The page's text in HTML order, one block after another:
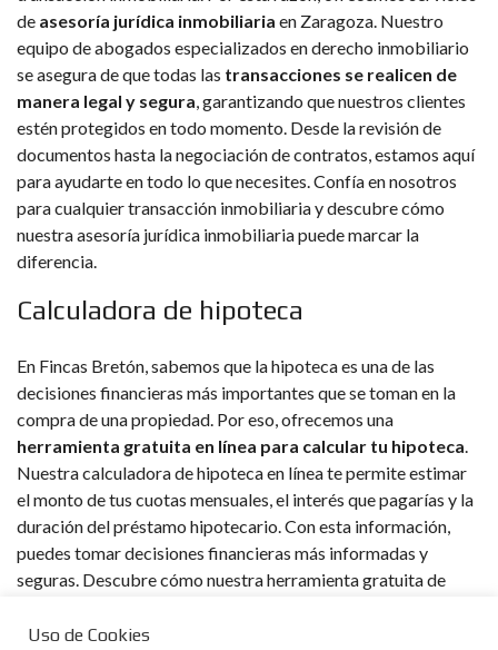
de asesoría jurídica inmobiliaria en Zaragoza. Nuestro
equipo de abogados especializados en derecho inmobiliario
se asegura de que todas las transacciones se realicen de
manera legal y segura, garantizando que nuestros clientes
estén protegidos en todo momento. Desde la revisión de
documentos hasta la negociación de contratos, estamos aquí
para ayudarte en todo lo que necesites. Confía en nosotros
para cualquier transacción inmobiliaria y descubre cómo
nuestra asesoría jurídica inmobiliaria puede marcar la
diferencia.
Calculadora de hipoteca
En Fincas Bretón, sabemos que la hipoteca es una de las
decisiones financieras más importantes que se toman en la
compra de una propiedad. Por eso, ofrecemos una
herramienta gratuita en línea para calcular tu hipoteca.
Nuestra calculadora de hipoteca en línea te permite estimar
el monto de tus cuotas mensuales, el interés que pagarías y la
duración del préstamo hipotecario. Con esta información,
puedes tomar decisiones financieras más informadas y
seguras. Descubre cómo nuestra herramienta gratuita de
compra de vivienda en Zaragoza.
Uso de Cookies